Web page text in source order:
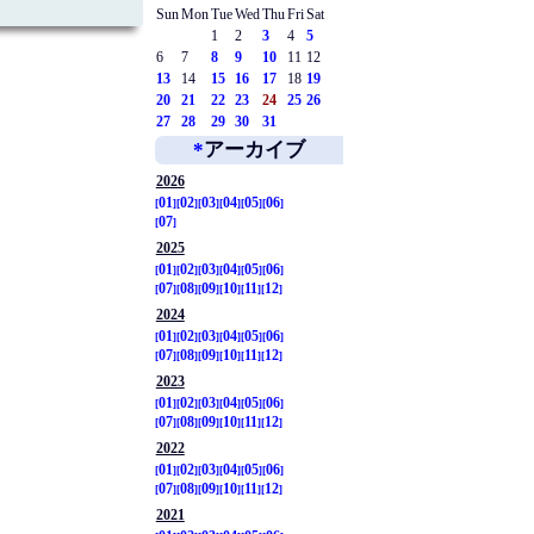
SunMonTueWed ThuFriSat
1
2 3 4
5
6
7 8 9 10 11
12
13
14 15 16 17 18 19
20
21 22 23 24 25 26
27
28 29 30 31
*アーカイブ
2026
01
02 03 04 05 06
07
2025
01
02 03 04 05 06
07 08 09 10 11
12
2024
01
02 03 04 05 06
07 08 09 10 11
12
2023
01
02 03 04 05 06
07 08 09 10 11
12
2022
01
02 03 04 05 06
07 08 09 10 11
12
2021